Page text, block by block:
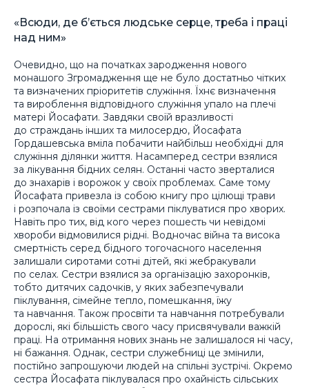
«Всюди, де б’ється людське серце, треба і праці
над ним»
Очевидно, що на початках зародження нового
монашого Згромадження ще не було достатньо чітких
та визначених пріоритетів служіння. Їхнє визначення
та вироблення відповідного служіння упало на плечі
матері Йосафати. Завдяки своїй вразливості
до страждань інших та милосердю, Йосафата
Гордашевська вміла побачити найбільш необхідні для
служіння ділянки життя. Насамперед сестри взялися
за лікування бідних селян. Останні часто зверталися
до знахарів і ворожок у своїх проблемах. Саме тому
Йосафата привезла із собою книгу про цілющі трави
і розпочала із своїми сестрами піклуватися про хворих.
Навіть про тих, від кого через пошесть чи невідомі
хвороби відмовилися рідні. Водночас війна та висока
смертність серед бідного тогочасного населення
залишали сиротами сотні дітей, які жебракували
по селах. Сестри взялися за організацію захоронків,
тобто дитячих садочків, у яких забезпечували
піклування, сімейне тепло, помешкання, їжу
та навчання. Також просвіти та навчання потребували
дорослі, які більшість свого часу присвячували важкій
праці. На отримання нових знань не залишалося ні часу,
ні бажання. Однак, сестри служебниці це змінили,
постійно запрошуючи людей на спільні зустрічі. Окремо
сестра Йосафата піклувалася про охайність сільських